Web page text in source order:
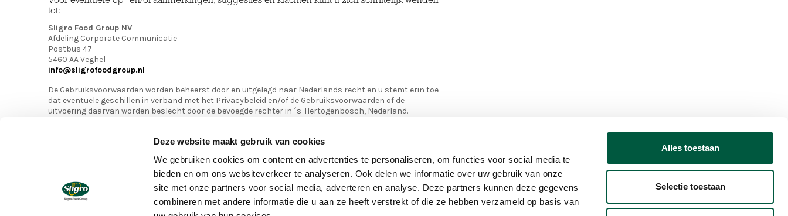
Deze website maakt gebruik van cookies
We gebruiken cookies om content en advertenties te personaliseren, om functies voor social media te
bieden en om ons websiteverkeer te analyseren. Ook delen we informatie over uw gebruik van onze
site met onze partners voor social media, adverteren en analyse. Deze partners kunnen deze gegevens
combineren met andere informatie die u aan ze heeft verstrekt of die ze hebben verzameld op basis van
Alles toestaan
Selectie toestaan
tot:
Sligro Food Group NV
Afdeling Corporate Communicatie
Postbus 47
5460 AA Veghel
info@sligrofoodgroup.nl
De Gebruiksvoorwaarden worden beheerst door en uitgelegd naar Nederlands recht en u stemt erin toe
dat eventuele geschillen in verband met het Privacybeleid en/of de Gebruiksvoorwaarden of de
uitvoering daarvan worden beslecht door de bevoegde rechter in ´s-Hertogenbosch, Nederland.
uitvoerbaar acht, worden de ongeldige bepalingen van de Gebruiksvoorwaarden geacht uit de